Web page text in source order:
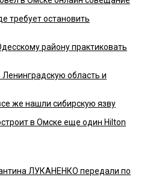
требует остановить
району практиковать
область и
же нашли сибирскую язву
в Омске еще один Hilton
ЛУКАНЕНКО передали по